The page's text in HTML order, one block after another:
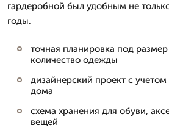
гардеробной был удобным не
годы.
точная планировка под
количество одежды
дизайнерский проект с
дома
схема хранения для обуви,
вещей